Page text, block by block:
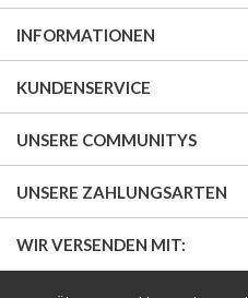
INFORMATIONEN
KUNDENSERVICE
UNSERE COMMUNITYS
UNSERE ZAHLUNGSARTEN
WIR VERSENDEN MIT: